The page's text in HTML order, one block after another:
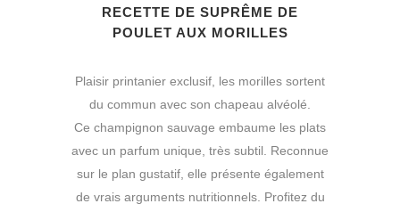
RECETTE DE SUPRÊME DE
POULET AUX MORILLES
Plaisir printanier exclusif, les morilles sortent
du commun avec son chapeau alvéolé.
Ce champignon sauvage embaume les plats
avec un parfum unique, très subtil. Reconnue
sur le plan gustatif, elle présente également
de vrais arguments nutritionnels. Profitez du